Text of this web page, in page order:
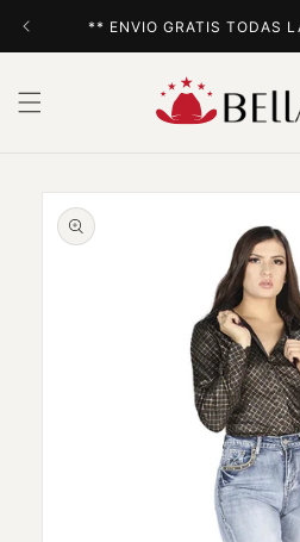
directamente
al contenido
** ENVIO GRATIS TODAS
directamente
información